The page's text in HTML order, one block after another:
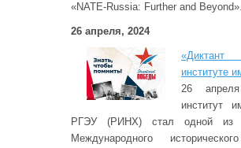
«NATE-Russia: Further and
26 апреля, 2024
«Диктант
институте
26
институт
РГЭУ (РИНХ) стал одной из
Международного